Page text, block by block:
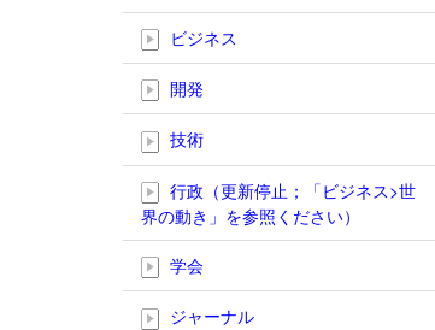
ビジネス
開発
技術
行政（更新停止；「ビジネス>世
界の動き」を参照ください）
学会
ジャーナル